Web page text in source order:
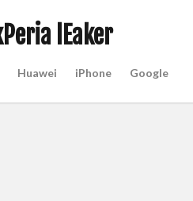
Huawei iPhone Google